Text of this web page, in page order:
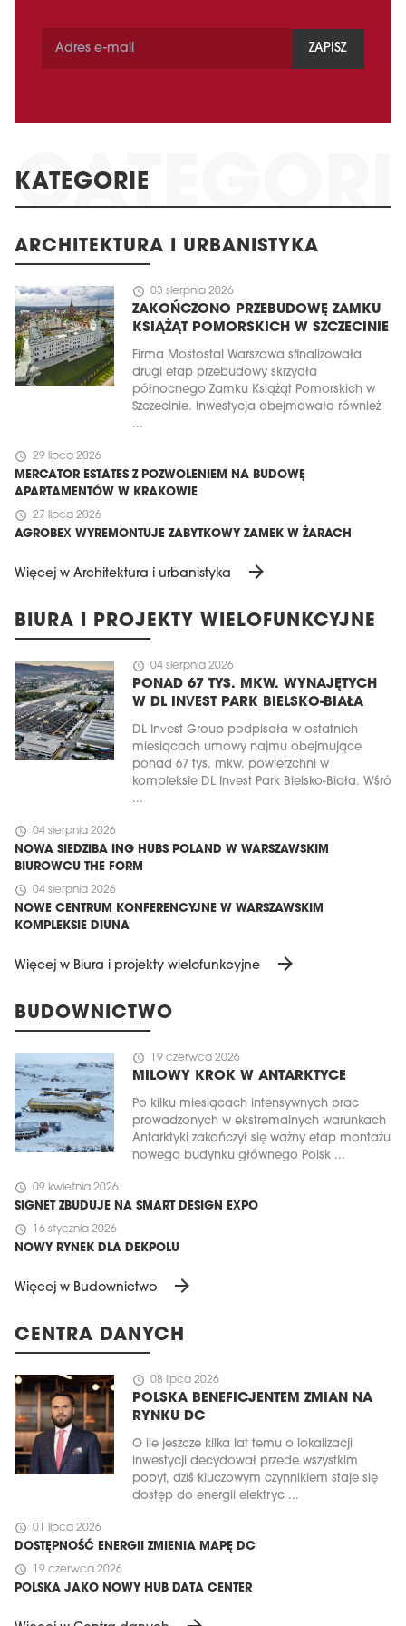
ZAPISZ
KATEGORIE
ARCHITEKTURA I URBANISTYKA
schedule 03 sierpnia 2026
ZAKOŃCZONO PRZEBUDOWĘ ZAMKU
KSIĄŻĄT POMORSKICH W SZCZECINIE
Firma Mostostal Warszawa sfinalizowała
drugi etap przebudowy skrzydła
północnego Zamku Książąt Pomorskich w
Szczecinie. Inwestycja obejmowała również
...
schedule 29 lipca 2026
MERCATOR ESTATES Z POZWOLENIEM NA BUDOWĘ
APARTAMENTÓW W KRAKOWIE
schedule 27 lipca 2026
AGROBEX WYREMONTUJE ZABYTKOWY ZAMEK W ŻARACH
Więcej w Architektura i urbanistyka arrow_forward
BIURA I PROJEKTY WIELOFUNKCYJNE
schedule 04 sierpnia 2026
PONAD 67 TYS. MKW. WYNAJĘTYCH
W DL INVEST PARK BIELSKO-BIAŁA
DL Invest Group podpisała w ostatnich
miesiącach umowy najmu obejmujące
ponad 67 tys. mkw. powierzchni w
kompleksie DL Invest Park Bielsko-Biała. Wśró
...
schedule 04 sierpnia 2026
NOWA SIEDZIBA ING HUBS POLAND W WARSZAWSKIM
BIUROWCU THE FORM
schedule 04 sierpnia 2026
NOWE CENTRUM KONFERENCYJNE W WARSZAWSKIM
KOMPLEKSIE DIUNA
Więcej w Biura i projekty wielofunkcyjne arrow_forward
BUDOWNICTWO
schedule 19 czerwca 2026
MILOWY KROK W ANTARKTYCE
Po kilku miesiącach intensywnych prac
prowadzonych w ekstremalnych warunkach
Antarktyki zakończył się ważny etap montażu
nowego budynku głównego Polsk ...
schedule 09 kwietnia 2026
SIGNET ZBUDUJE NA SMART DESIGN EXPO
schedule 16 stycznia 2026
NOWY RYNEK DLA DEKPOLU
Więcej w Budownictwo arrow_forward
CENTRA DANYCH
schedule 08 lipca 2026
POLSKA BENEFICJENTEM ZMIAN NA
RYNKU DC
O ile jeszcze kilka lat temu o lokalizacji
inwestycji decydował przede wszystkim
popyt, dziś kluczowym czynnikiem staje się
dostęp do energii elektryc ...
schedule 01 lipca 2026
DOSTĘPNOŚĆ ENERGII ZMIENIA MAPĘ DC
schedule 19 czerwca 2026
POLSKA JAKO NOWY HUB DATA CENTER